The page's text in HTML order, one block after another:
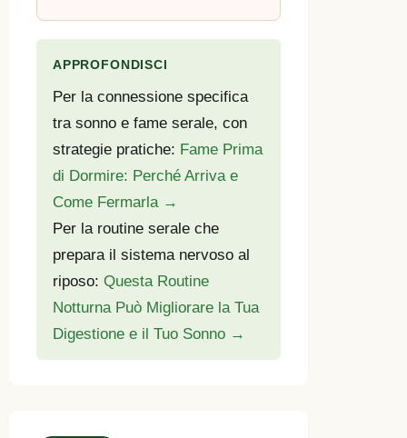
APPROFONDISCI
Per la connessione specifica
tra sonno e fame serale, con
strategie pratiche: Fame Prima
di Dormire: Perché Arriva e
Come Fermarla →
Per la routine serale che
prepara il sistema nervoso al
riposo: Questa Routine
Notturna Può Migliorare la Tua
Digestione e il Tuo Sonno →